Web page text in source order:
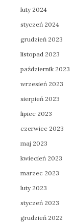
luty 2024
styczeń 2024
grudzień 2023
listopad 2023
październik 2023
wrzesień 2023
sierpień 2023
lipiec 2023
czerwiec 2023
maj 2023
kwiecień 2023
marzec 2023
luty 2023
styczeń 2023
grudzień 2022